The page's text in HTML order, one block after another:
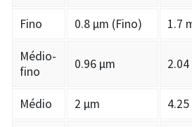
Fino 0.8 µm (Fino) 1.7
Médio-
fino
0.96 µm
Médio 2 µm